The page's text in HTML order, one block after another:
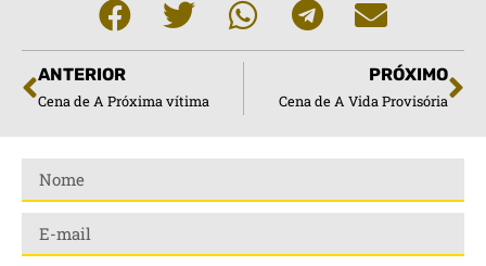
ANTERIOR
Cena de A Próxima vítima
PRÓXIMO
Cena de A Vida Provisória